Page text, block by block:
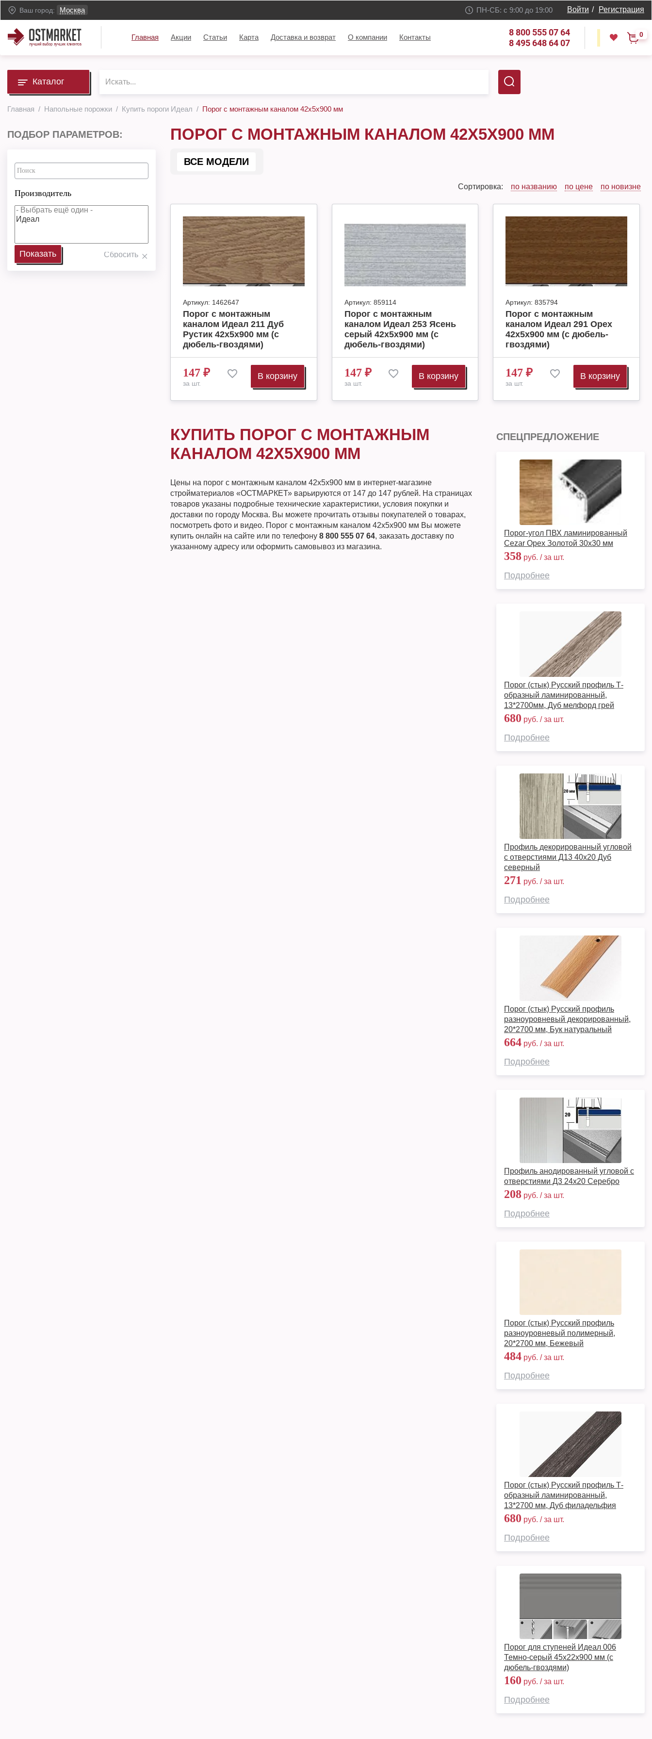
Ваш город: Москва ПН-СБ: с 9:00 до 19:00 Войти / Регистрация
Главная Акции Статьи Карта Доставка и возврат О компании Контакты
8 800 555 07 64
8 495 648 64 07
0
Каталог
Главная Напольные порожки Купить пороги Идеал Порог с монтажным каналом 42х5х900 мм
ПОДБОР ПАРАМЕТРОВ:
Производитель
ПОРОГ С МОНТАЖНЫМ КАНАЛОМ 42Х5Х900 ММ
ВСЕ МОДЕЛИ
Сортировка: по названию по цене по новизне
Артикул: 1462647
Порог с монтажным
каналом Идеал 211 Дуб
Рустик 42х5х900 мм (с
дюбель-гвоздями)
147 ₽
за шт.
В корзину
Артикул: 859114
Порог с монтажным
каналом Идеал 253 Ясень
серый 42х5х900 мм (с
дюбель-гвоздями)
147₽
за шт.
В корзину
Артикул: 835794
Порог с монтажным
каналом Идеал 291 Орех
42х5х900 мм (с дюбель-
гвоздями)
147 ₽
за шт.
В корзину
КУПИТЬ ПОРОГ С МОНТАЖНЫМ
КАНАЛОМ 42Х5Х900 ММ
Цены на порог с монтажным каналом 42х5х900 мм в интернет-магазине
стройматериалов «ОСТМАРКЕТ» варьируются от 147 до 147 рублей. На страницах
товаров указаны подробные технические характеристики, условия покупки и
доставки по городу Москва. Вы можете прочитать отзывы покупателей о товарах,
посмотреть фото и видео. Порог с монтажным каналом 42х5х900 мм Вы можете
купить онлайн на сайте или по телефону 8 800 555 07 64, заказать доставку по
указанному адресу или оформить самовывоз из магазина.
СПЕЦПРЕДЛОЖЕНИЕ
Порог-угол ПВХ ламинированный
Cezar Орех Золотой 30х30 мм
358 руб. / за шт.
Подробнее
Порог (стык) Русский профиль Т-
образный ламинированный,
13*2700мм, Дуб мелфорд грей
680 руб. / за шт.
Подробнее
Профиль декорированный угловой
с отверстиями Д13 40х20 Дуб
северный
271 руб. / за шт.
Подробнее
Порог (стык) Русский профиль
разноуровневый декорированный,
20*2700 мм, Бук натуральный
664 руб. / за шт.
Подробнее
Профиль анодированный угловой с
отверстиями Д3 24х20 Серебро
208 руб. / за шт.
Подробнее
Порог (стык) Русский профиль
разноуровневый полимерный,
20*2700 мм, Бежевый
484 руб. / за шт.
Подробнее
Порог (стык) Русский профиль Т-
образный ламинированный,
13*2700 мм, Дуб филадельфия
680 руб. / за шт.
Подробнее
Порог для ступеней Идеал 006
Темно-серый 45х22х900 мм (с
дюбель-гвоздями)
160 руб. / за шт.
Подробнее